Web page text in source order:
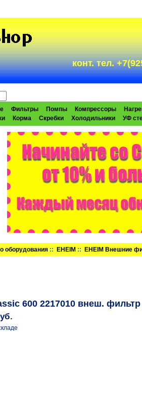
конт. тел.
Фильтры Помпы Компрессоры
Корма Скребки Холодильники УФ
оборудования :: EHEIM :: EHEIM Внешние
600 2217010 внеш.